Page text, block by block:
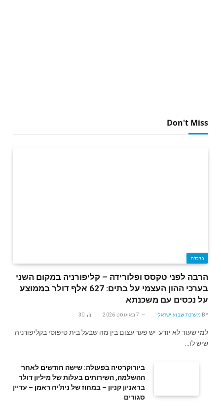
Don't Miss
כלכלה
הרבה לפני טקסס ופלורידה – קליפורניה במקום השני
בערכי ההון העצמי על בתים: 627 אלף דולר בממוצע
על נכסים עם משכנתא
BY מערכת שבוע ישראלי 7 באוגוסט 2026 30
למי שעוד לא יודע: יש פער עצום בין מה שבעל בית טיפוסי בקליפורניה
שיש לו…
ביורוקרטיה בפעולה: שישה חודשים לאחר
ההשלמה, השירותים בעלות של מיליון דולר
בראניון קניון – במחוז של נית'יה ראמן – עדיין
סגורים